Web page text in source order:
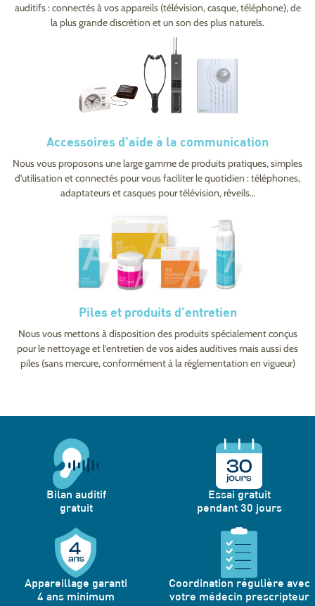
auditifs : connectés à vos appareils (télévision, casque, téléphone), de
la plus grande discrétion et un son des plus naturels.
Accessoires d’aide à la communication
Nous vous proposons une large gamme de produits pratiques, simples
d’utilisation et connectés pour vous faciliter le quotidien : téléphones,
adaptateurs et casques pour télévision, réveils…
Piles et produits d’entretien
Nous vous mettons à disposition des produits spécialement conçus
pour le nettoyage et l’entretien de vos aides auditives mais aussi des
piles (sans mercure, conformément à la réglementation en vigueur)
Bilan auditif
gratuit
Essai gratuit
pendant 30 jours
Appareillage garanti
4 ans minimum
Coordination régulière avec
votre médecin prescripteur